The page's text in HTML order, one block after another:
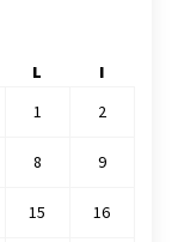
L
I
1
2
8 9
15 16